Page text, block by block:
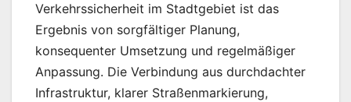
Verkehrssicherheit im Stadtgebiet ist das
Ergebnis von sorgfältiger Planung,
konsequenter Umsetzung und regelmäßiger
Anpassung. Die Verbindung aus durchdachter
Infrastruktur, klarer Straßenmarkierung,